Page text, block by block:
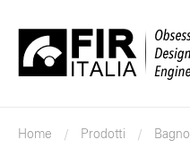
Home Prodotti Bagno